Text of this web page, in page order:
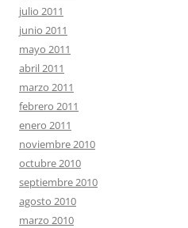
julio 2011
junio 2011
mayo 2011
abril 2011
marzo 2011
febrero 2011
enero 2011
noviembre 2010
octubre 2010
septiembre 2010
agosto 2010
marzo 2010